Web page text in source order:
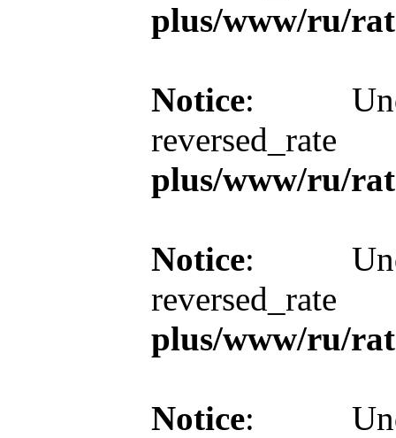
plus/www/ru/
Notice:
plus/www/ru/
Notice:
plus/www/ru/
Notice: